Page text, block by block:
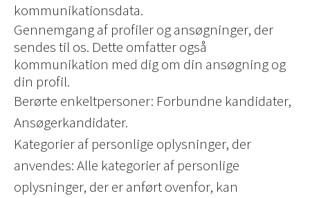
kommunikationsdata.
Gennemgang af profiler og ansøgninger, der
sendes til os. Dette omfatter også
kommunikation med dig om din ansøgning og
din profil.
Berørte enkeltpersoner: Forbundne kandidater,
Ansøgerkandidater.
Kategorier af personlige oplysninger, der
anvendes: Alle kategorier af personlige
oplysninger, der er anført ovenfor, kan